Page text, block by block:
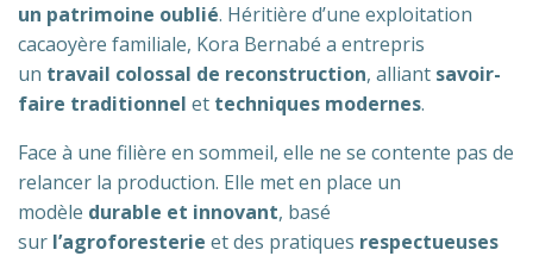
un patrimoine oublié. Héritière d’une exploitation
cacaoyère familiale, Kora Bernabé a entrepris
un travail colossal de reconstruction, alliant savoir-
faire traditionnel et techniques modernes.
Face à une filière en sommeil, elle ne se contente pas de
relancer la production. Elle met en place un
modèle durable et innovant, basé
sur l’agroforesterie et des pratiques respectueuses